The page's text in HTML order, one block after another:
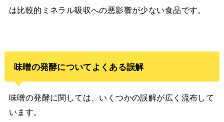
は比較的ミネラル吸収への悪影響が少ない食品です。
味噌の発酵についてよくある誤解
味噌の発酵に関しては、いくつかの誤解が広く流布して
います。